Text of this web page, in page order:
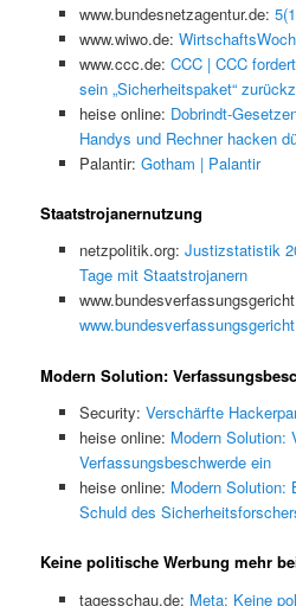
www.bundesnetzagentur.de:
www.wiwo.de:
www.ccc.de: CCC | CCC
sein „Sicherheitspaket“
heise online: Dobrindt-
Handys und Rechner hacken
Palantir: Gotham | Palantir
Staatstrojanernutzung
netzpolitik.org: Justizstatistik
Tage mit Staatstrojanern
Modern Solution:
Security: Verschärfte
heise online: Modern Solution:
Verfassungsbeschwerde ein
heise online: Modern Solution:
Schuld des
Keine politische Werbung mehr
tagesschau.de: Meta: Keine